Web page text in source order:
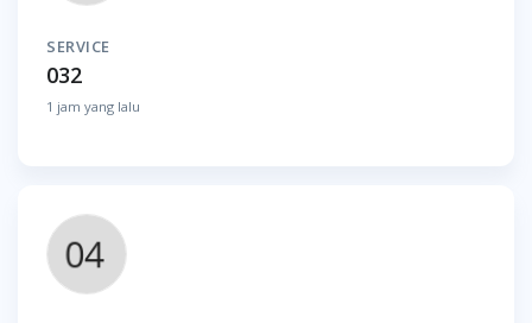
SERVICE
032
1 jam yang lalu